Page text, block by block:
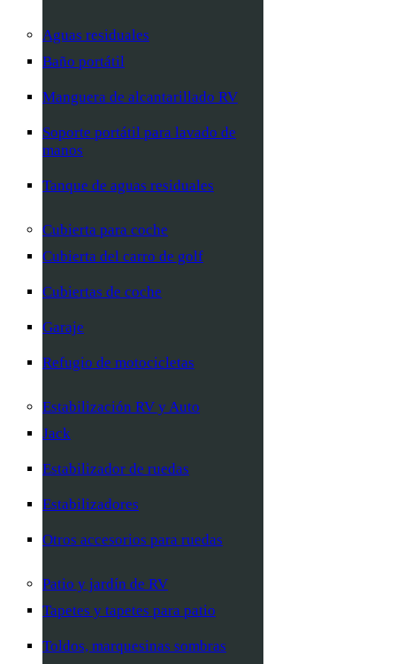
Aguas residuales
Baño portátil
Manguera de alcantarillado RV
Soporte portátil para lavado de
manos
Tanque de aguas residuales
Cubierta para coche
Cubierta del carro de golf
Cubiertas de coche
Garaje
Refugio de motocicletas
Estabilización RV y Auto
Jack
Estabilizador de ruedas
Estabilizadores
Otros accesorios para ruedas
Patio y jardín de RV
Tapetes y tapetes para patio
Toldos, marquesinas sombras